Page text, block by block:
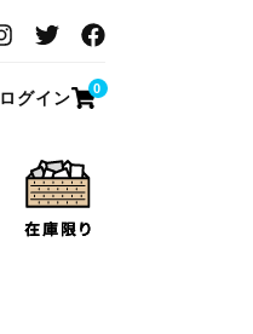
ログイン 0